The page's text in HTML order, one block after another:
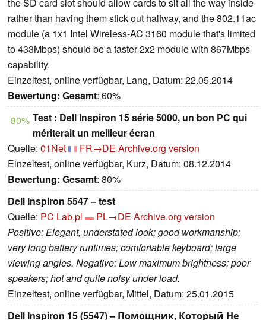
the SD card slot should allow cards to sit all the way inside
rather than having them stick out halfway, and the 802.11ac
module (a 1x1 Intel Wireless-AC 3160 module that's limited
to 433Mbps) should be a faster 2x2 module with 867Mbps
capability.
Einzeltest, online verfügbar, Lang, Datum: 22.05.2014
Bewertung: Gesamt: 60%
80% Test : Dell Inspiron 15 série 5000, un bon PC qui
mériterait un meilleur écran
Quelle: 01Net FR→DE Archive.org version
Einzeltest, online verfügbar, Kurz, Datum: 08.12.2014
Bewertung: Gesamt: 80%
Dell Inspiron 5547 – test
Quelle: PC Lab.pl PL→DE Archive.org version
Positive: Elegant, understated look; good workmanship;
very long battery runtimes; comfortable keyboard; large
viewing angles. Negative: Low maximum brightness; poor
speakers; hot and quite noisy under load.
Einzeltest, online verfügbar, Mittel, Datum: 25.01.2015
Dell Inspiron 15 (5547) – Помощник, Который Не